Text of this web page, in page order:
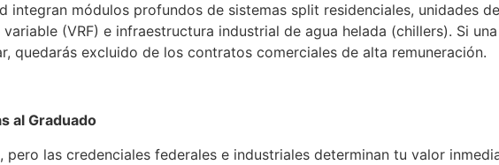
módulos profundos de sistemas split residenciales, unidades
(VRF) e infraestructura industrial de agua helada (chillers). Si
quedarás excluido de los contratos comerciales de alta remuneración.
al Graduado
las credenciales federales e industriales determinan tu valor